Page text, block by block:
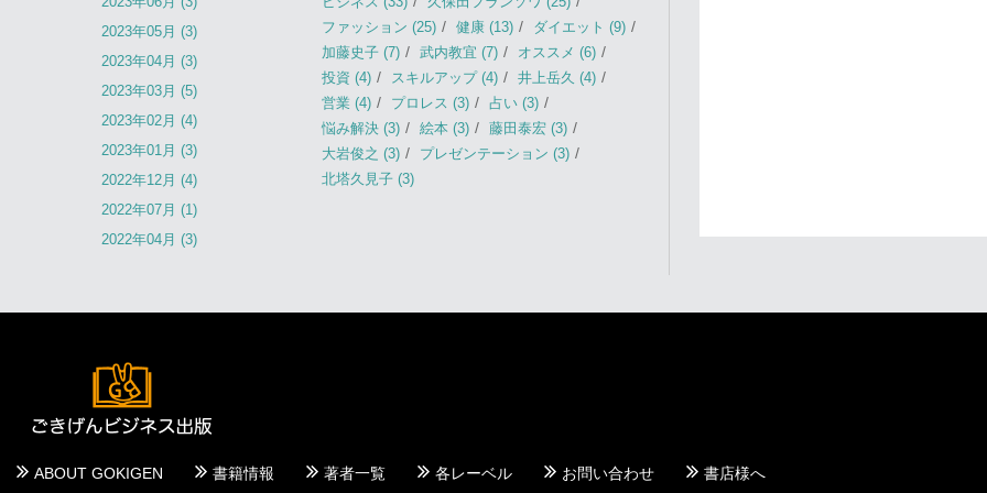
2023年05月 (3)
2023年04月 (3)
2023年03月 (5)
2023年02月 (4)
2023年01月 (3)
2022年12月 (4)
2022年07月 (1)
2022年04月 (3)
ファッション (25)
健康 (13)
ダイエット (9)
加藤史子 (7)
武内教宜 (7)
オススメ (6)
投資 (4)
スキルアップ (4)
井上岳久 (4)
営業 (4)
プロレス (3)
占い (3)
悩み解決 (3)
絵本 (3)
藤田泰宏 (3)
大岩俊之 (3)
プレゼンテーション (3)
北塔久見子 (3)
ABOUT GOKIGEN 書籍情報 著者一覧 各レーベル お問い合わせ 書店様へ